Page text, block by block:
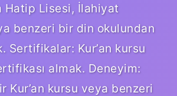
Hatip Lisesi, İlahiyat
benzeri bir din okulundan
Sertifikalar: Kur’an kursu
almak. Deneyim:
Kur’an kursu veya benzeri